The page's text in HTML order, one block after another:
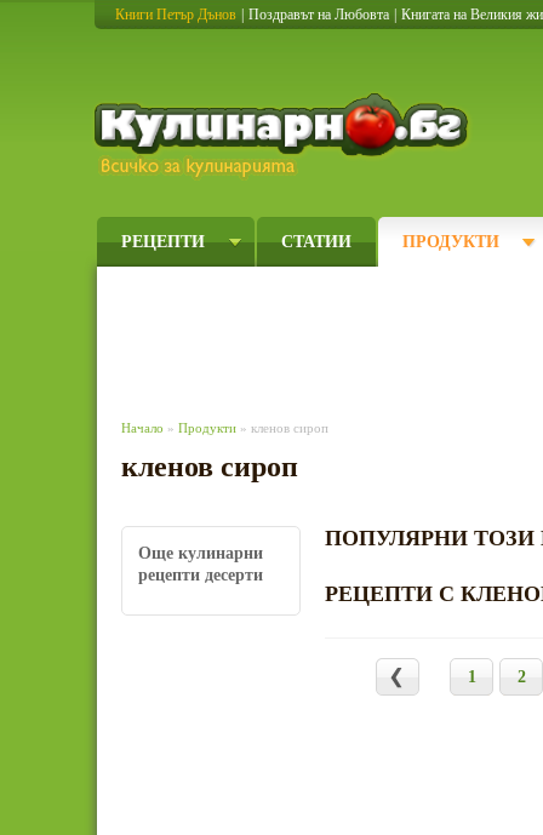
Книги Петър Дънов Поздравът на Любовта Книгата на Великия
РЕЦЕПТИ СТАТИИ ПРОДУКТИ
Начало » Продукти » кленов сироп
кленов сироп
Още кулинарни
рецепти десерти
ПОПУЛЯРНИ ТОЗИ
РЕЦЕПТИ С
1 2